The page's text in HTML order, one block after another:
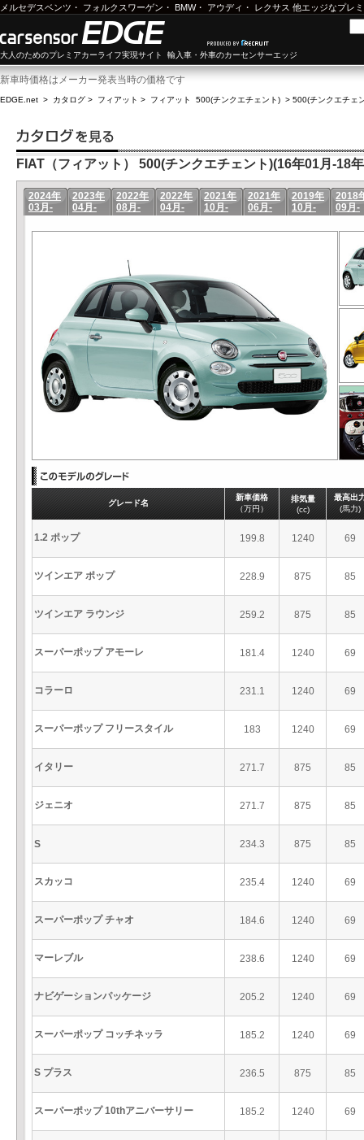
メルセデスベンツ ・ フォルクスワーゲン ・ BMW・ アウディ ・ レクサス 他エッジなプレ
大人のためのプレミアカーライフ実現サイト 輸入車・外車のカーセンサーエッジ
新車時価格はメーカー発表当時の価格です
EDGE.net > カタログ > フィアット > フィアット 500(チンクエチェント) > 500(チンクエチェ
FIAT（フィアット） 500(チンクエチェント)(16年01月-18
2024年
03月-
2023年
04月-
2022年
08月-
2022年
04月-
2021年
10月-
2021年
06月-
2019年
10月-
2018
09月-
グレード名
新車価格
（万円）
排気量
(cc)
最高出
(馬力)
1.2 ポップ 199.8 1240 69
ツインエア ポップ 228.9 875 85
ツインエア ラウンジ 259.2 875 85
スーパーポップ アモーレ 181.4 1240 69
コラーロ 231.1 1240 69
スーパーポップ フリースタイル 183 1240 69
イタリー 271.7 875 85
ジェニオ 271.7 875 85
S 234.3 875 85
スカッコ 235.4 1240 69
スーパーポップ チャオ 184.6 1240 69
マーレブル 238.6 1240 69
ナビゲーションパッケージ 205.2 1240 69
スーパーポップ コッチネッラ 185.2 1240 69
S プラス 236.5 875 85
スーパーポップ 10thアニバーサリー 185.2 1240 69